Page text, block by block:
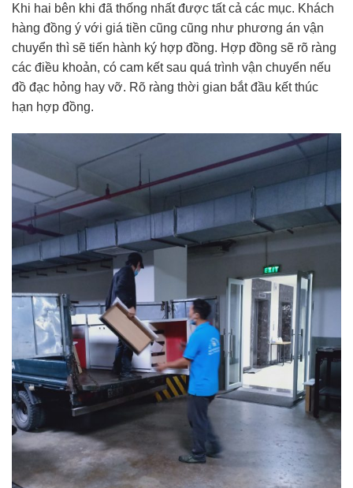
Khi hai bên khi đã thống nhất được tất cả các mục. Khách
hàng đồng ý với giá tiền cũng cũng như phương án vận
chuyển thì sẽ tiến hành ký hợp đồng. Hợp đồng sẽ rõ ràng
các điều khoản, có cam kết sau quá trình vận chuyển nếu
đồ đạc hỏng hay vỡ. Rõ ràng thời gian bắt đầu kết thúc
hạn hợp đồng.